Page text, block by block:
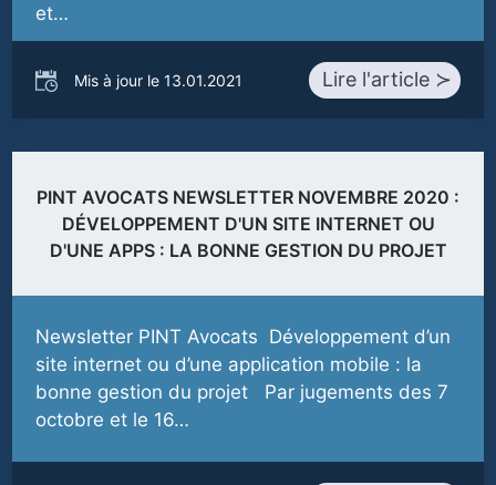
et…
Mis à jour le 13.01.2021 Lire l'article ≻
PINT AVOCATS NEWSLETTER NOVEMBRE 2020 :
DÉVELOPPEMENT D'UN SITE INTERNET OU
D'UNE APPS : LA BONNE GESTION DU PROJET
Newsletter PINT Avocats Développement d’un
site internet ou d’une application mobile : la
bonne gestion du projet Par jugements des 7
octobre et le 16…